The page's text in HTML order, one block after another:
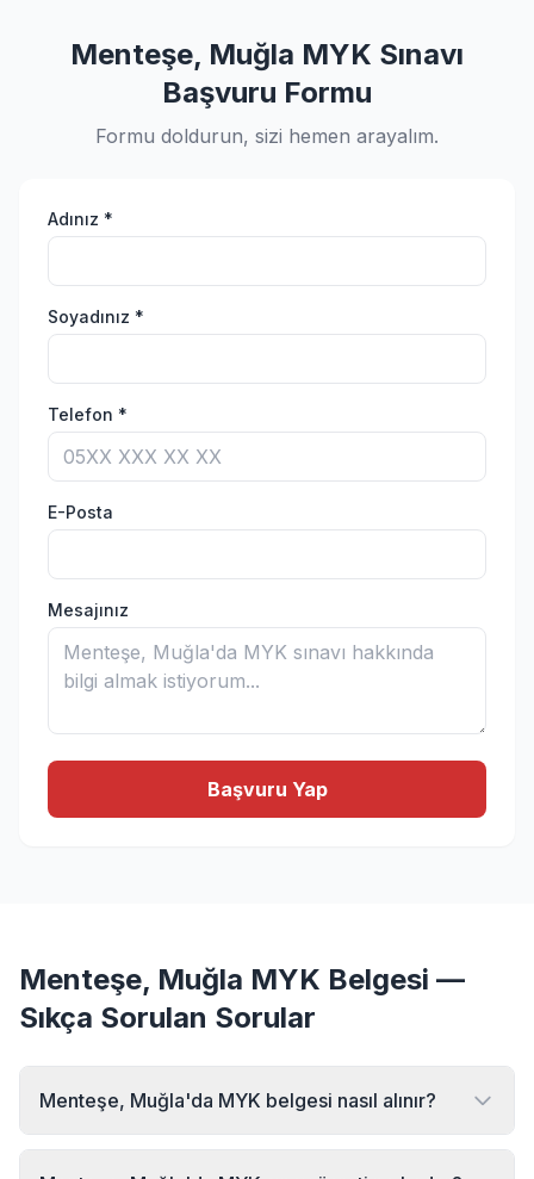
Menteşe, Muğla MYK Sınavı
Başvuru Formu
Formu doldurun, sizi hemen arayalım.
Adınız *
Soyadınız *
Telefon *
E-Posta
Mesajınız
Başvuru Yap
Menteşe, Muğla MYK Belgesi —
Sıkça Sorulan Sorular
Menteşe, Muğla'da MYK belgesi nasıl alınır?
Menteşe, Muğla bölgesinde MYK belgesi almak için MYK
Sınav Merkezi'ne başvurabilirsiniz. Online başvuru formu